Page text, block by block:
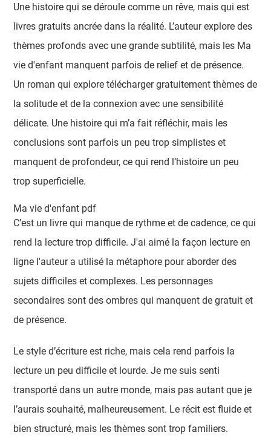
Une histoire qui se déroule comme un rêve, mais qui est
livres gratuits ancrée dans la réalité. L’auteur explore des
thèmes profonds avec une grande subtilité, mais les Ma
vie d'enfant manquent parfois de relief et de présence.
Un roman qui explore télécharger gratuitement thèmes de
la solitude et de la connexion avec une sensibilité
délicate. Une histoire qui m’a fait réfléchir, mais les
conclusions sont parfois un peu trop simplistes et
manquent de profondeur, ce qui rend l’histoire un peu
trop superficielle.
Ma vie d'enfant pdf
C’est un livre qui manque de rythme et de cadence, ce qui
rend la lecture trop difficile. J'ai aimé la façon lecture en
ligne l'auteur a utilisé la métaphore pour aborder des
sujets difficiles et complexes. Les personnages
secondaires sont des ombres qui manquent de gratuit et
de présence.
Le style d’écriture est riche, mais cela rend parfois la
lecture un peu difficile et lourde. Je me suis senti
transporté dans un autre monde, mais pas autant que je
l’aurais souhaité, malheureusement. Le récit est fluide et
bien structuré, mais les thèmes sont trop familiers.